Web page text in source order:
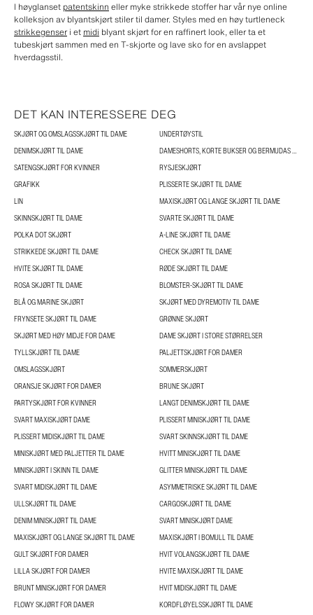
I høyglanset patentskinn eller myke strikkede stoffer har vår nye online
kolleksjon av blyantskjørt stiler til damer. Styles med en høy turtleneck
strikkegenser i et midi blyant skjørt for en raffinert look, eller ta et
tubeskjørt sammen med en T-skjorte og lave sko for en avslappet
hverdagsstil.
DET KAN INTERESSERE DEG
SKJØRT OG OMSLAGSSKJØRT TIL DAME
UNDERTØYSTIL
DENIMSKJØRT TIL DAME
DAMESHORTS, KORTE BUKSER OG BERMUDAS TIL DAME
SATENGSKJØRT FOR KVINNER
RYSJESKJØRT
GRAFIKK
PLISSERTE SKJØRT TIL DAME
LIN
MAXISKJØRT OG LANGE SKJØRT TIL DAME
SKINNSKJØRT TIL DAME
SVARTE SKJØRT TIL DAME
POLKA DOT SKJØRT
A-LINE SKJØRT TIL DAME
STRIKKEDE SKJØRT TIL DAME
CHECK SKJØRT TIL DAME
HVITE SKJØRT TIL DAME
RØDE SKJØRT TIL DAME
ROSA SKJØRT TIL DAME
BLOMSTER-SKJØRT TIL DAME
BLÅ OG MARINE SKJØRT
SKJØRT MED DYREMOTIV TIL DAME
FRYNSETE SKJØRT TIL DAME
GRØNNE SKJØRT
SKJØRT MED HØY MIDJE FOR DAME
DAME SKJØRT I STORE STØRRELSER
TYLLSKJØRT TIL DAME
PALJETTSKJØRT FOR DAMER
OMSLAGSSKJØRT
SOMMERSKJØRT
ORANSJE SKJØRT FOR DAMER
BRUNE SKJØRT
PARTYSKJØRT FOR KVINNER
LANGT DENIMSKJØRT TIL DAME
SVART MAXISKJØRT DAME
PLISSERT MINISKJØRT TIL DAME
PLISSERT MIDISKJØRT TIL DAME
SVART SKINNSKJØRT TIL DAME
MINISKJØRT MED PALJETTER TIL DAME
HVITT MINISKJØRT TIL DAME
MINISKJØRT I SKINN TIL DAME
GLITTER MINISKJØRT TIL DAME
SVART MIDISKJØRT TIL DAME
ASYMMETRISKE SKJØRT TIL DAME
ULLSKJØRT TIL DAME
CARGOSKJØRT TIL DAME
DENIM MINISKJØRT TIL DAME
SVART MINISKJØRT DAME
MAXISKJØRT OG LANGE SKJØRT TIL DAME
MAXISKJØRT I BOMULL TIL DAME
GULT SKJØRT FOR DAMER
HVIT VOLANGSKJØRT TIL DAME
LILLA SKJØRT FOR DAMER
HVITE MAXISKJØRT TIL DAME
BRUNT MINISKJØRT FOR DAMER
HVIT MIDISKJØRT TIL DAME
FLOWY SKJØRT FOR DAMER
KORDFLØYELSSKJØRT TIL DAME